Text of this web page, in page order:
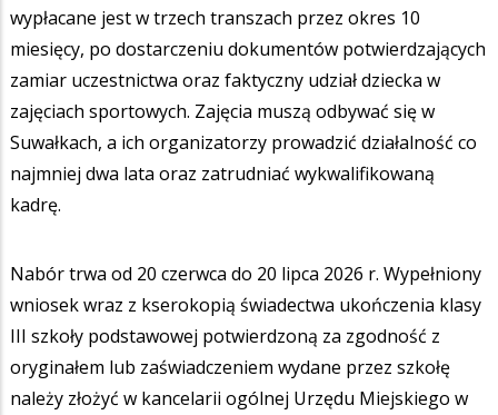
wypłacane jest w trzech transzach przez okres 10
miesięcy, po dostarczeniu dokumentów potwierdzających
zamiar uczestnictwa oraz faktyczny udział dziecka w
zajęciach sportowych. Zajęcia muszą odbywać się w
Suwałkach, a ich organizatorzy prowadzić działalność co
najmniej dwa lata oraz zatrudniać wykwalifikowaną
kadrę.
Nabór trwa od 20 czerwca do 20 lipca 2026 r. Wypełniony
wniosek wraz z kserokopią świadectwa ukończenia klasy
III szkoły podstawowej potwierdzoną za zgodność z
oryginałem lub zaświadczeniem wydane przez szkołę
należy złożyć w kancelarii ogólnej Urzędu Miejskiego w